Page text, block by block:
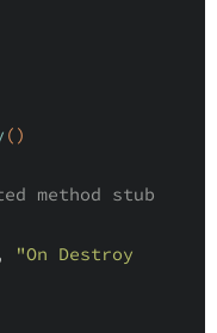
()
method stub
"On Destroy